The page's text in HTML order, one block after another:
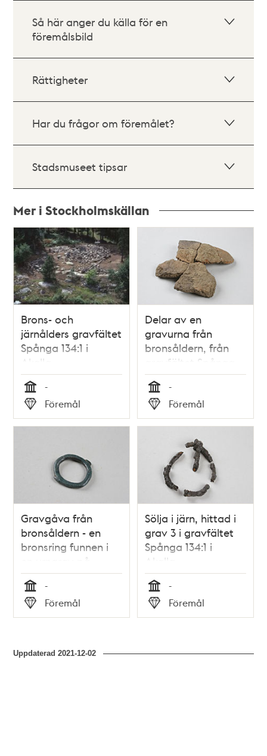
Så här anger du källa för en
föremålsbild
Rättigheter
Har du frågor om föremålet?
Stadsmuseet tipsar
Mer i Stockholmskällan
Relaterade
poster
och
teman
Brons- och
järnålders gravfältet
Spånga 134:1 i
Akalla.
Tid
-
Typ
Föremål
Delar av en
gravurna från
bronsåldern, från
gravfältet Spånga
134:1 i Akalla.
Tid
-
Typ
Föremål
Gravgåva från
bronsåldern - en
bronsring funnen i
en urngrav på
gravfältet Spånga
134:1 i Akalla.
Tid
-
Typ
Föremål
Sölja i järn, hittad i
grav 3 i gravfältet
Spånga 134:1 i
Akalla.
Tid
-
Typ
Föremål
Uppdaterad2021-12-02